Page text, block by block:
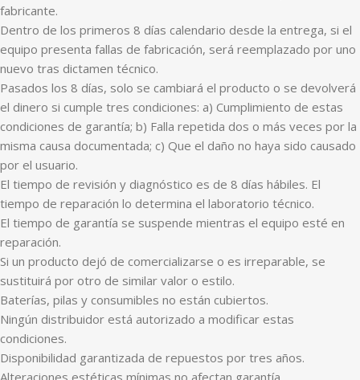
fabricante.
Dentro de los primeros 8 días calendario desde la entrega, si el
equipo presenta fallas de fabricación, será reemplazado por uno
nuevo tras dictamen técnico.
Pasados los 8 días, solo se cambiará el producto o se devolverá
el dinero si cumple tres condiciones: a) Cumplimiento de estas
condiciones de garantía; b) Falla repetida dos o más veces por la
misma causa documentada; c) Que el daño no haya sido causado
por el usuario.
El tiempo de revisión y diagnóstico es de 8 días hábiles. El
tiempo de reparación lo determina el laboratorio técnico.
El tiempo de garantía se suspende mientras el equipo esté en
reparación.
Si un producto dejó de comercializarse o es irreparable, se
sustituirá por otro de similar valor o estilo.
Baterías, pilas y consumibles no están cubiertos.
Ningún distribuidor está autorizado a modificar estas
condiciones.
Disponibilidad garantizada de repuestos por tres años.
Alteraciones estéticas mínimas no afectan garantía.